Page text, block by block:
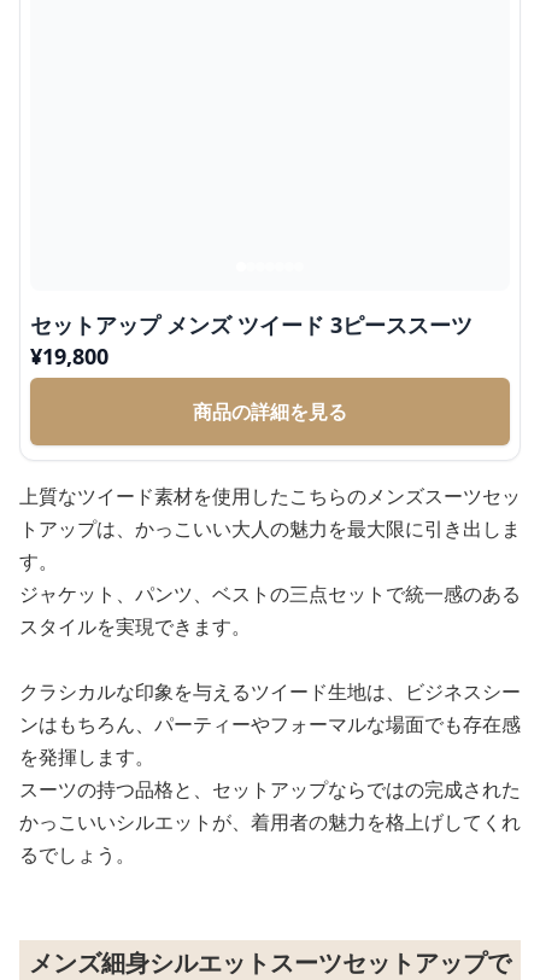
セットアップ メンズ ツイード 3ピーススーツ
¥19,800
商品の詳細を見る
上質なツイード素材を使用したこちらのメンズスーツセッ
トアップは、かっこいい大人の魅力を最大限に引き出しま
す。
ジャケット、パンツ、ベストの三点セットで統一感のある
スタイルを実現できます。
クラシカルな印象を与えるツイード生地は、ビジネスシー
ンはもちろん、パーティーやフォーマルな場面でも存在感
を発揮します。
スーツの持つ品格と、セットアップならではの完成された
かっこいいシルエットが、着用者の魅力を格上げしてくれ
るでしょう。
メンズ細身シルエットスーツセットアップで